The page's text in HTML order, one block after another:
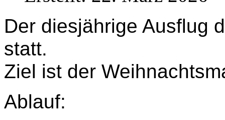
Der diesjährige Ausflug
statt.
Ziel ist der
Ablauf: